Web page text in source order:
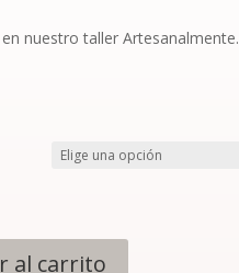
nuestro taller Artesanalmente.
al carrito